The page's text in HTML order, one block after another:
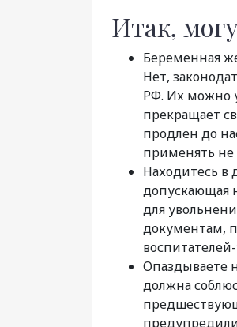
Итак,
Беременная
Нет,
РФ. Их можно
прекращает
продлен до
применять
Находитесь в
допускающая
для
документам,
Опаздываете
должна
предупредили